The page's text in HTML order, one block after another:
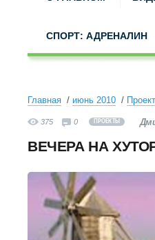
СПОРТ: АДРЕНАЛИН
Главная июнь 2010
375 0 ПРОЕКТЫ
ВЕЧЕРА НА